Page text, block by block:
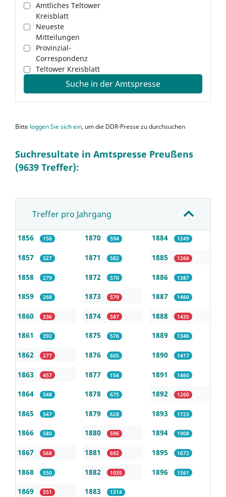
Amtliches Teltower
Kreisblatt
Neueste
Mitteilungen
Provinzial-
Correspondenz
Teltower Kreisblatt
Suche in der Amtspresse
Bitte loggen Sie sich ein, um die DDR-Presse zu durchsuchen
Suchresultate in Amtspresse Preußens
(9639 Treffer):
Treffer pro Jahrgang
1856 156
1857 327
1858 279
1859 268
1860 336
1861 392
1862 277
1863 457
1864 548
1865 547
1866 580
1867 568
1868 550
1869 551
1870 594
1871 582
1872 570
1873 579
1874 587
1875 576
1876 605
1877 154
1878 675
1879 628
1880 596
1881 692
1882 1035
1883 1314
1884 1249
1885 1266
1886 1387
1887 1460
1888 1435
1889 1346
1890 1417
1891 1460
1892 1260
1893 1723
1894 1908
1895 1672
1896 1561